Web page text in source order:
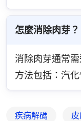
怎麼消除肉芽？
消除肉芽通常
方法包括：汽
疾病解碼